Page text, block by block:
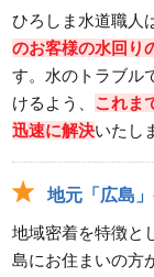
ひろしま水道職人
のお客様の水回り
す。水のトラブル
けるよう、 これま
迅速に解決いたし
地元「広島
地域密着を特徴と
島にお住まいの方